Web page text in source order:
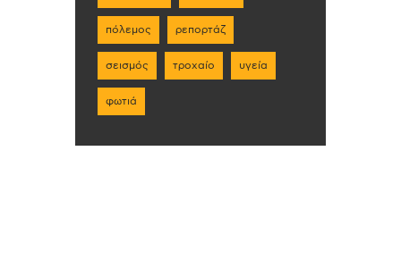
πόλεμος ρεπορτάζ
σεισμός τροχαίο υγεία
φωτιά